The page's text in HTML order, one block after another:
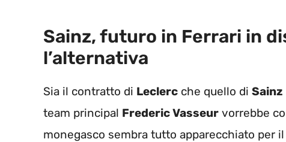
Sainz, futuro in Ferrari in
l’alternativa
Sia il contratto di Leclerc che quello di Sainz
team principal Frederic Vasseur vorrebbe
monegasco sembra tutto apparecchiato per